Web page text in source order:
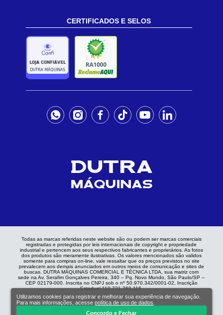
CERTIFICADOS E SELOS
Todas as marcas referidas neste website são ou podem ser marcas comerciais
registradas e protegidas por leis internacionais de copyright e propriedade
industrial e pertencem aos seus respectivos fabricantes e proprietários. As fotos
dos produtos são meramente ilustrativas. Os valores mencionados são validos
somente para compras on-line, vale ressaltar que os preços previstos no site
prevalecem aos demais anunciados em outros meios de comunicação e sites de
buscas. DUTRA MÁQUINAS COMERCIAL E TÉCNICA LTDA, sua matriz com
sede na Av. Serafim Gonçalves Pereira, 340 – Pq. Novo Mundo, São Paulo/SP –
CEP 02179-000. Inscrita no CNPJ sob o nº 50.970.342/0001-02, Inscrição
Estadual 110.721.769.116.
Utilizamos cookies para registrar e melhorar sua experiência de navegação.
Para mais informações, acessepolítica de uso de dados
Concordo e Fechar